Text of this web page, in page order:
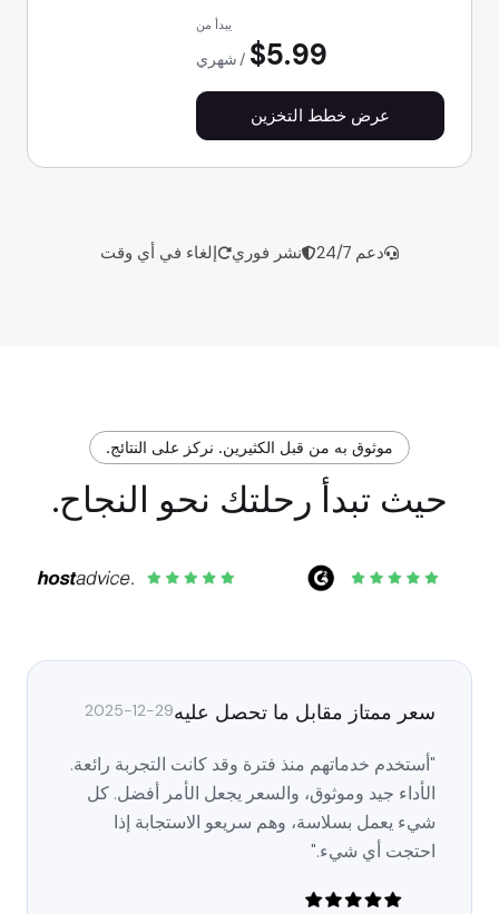
يبدأ من
$5.99 شهري
عرض خطط التخزين
دعم 24/7 نشر فوري إلغاء في أي وقت
موثوق به من قبل الكثيرين. نركز على النتائج.
حيث تبدأ رحلتك نحو النجاح.
سعر ممتاز مقابل ما تحصل عليه2025-12-29
"أستخدم خدماتهم منذ فترة وقد كانت التجربة رائعة.
الأداء جيد وموثوق، والسعر يجعل الأمر أفضل. كل
شيء يعمل بسلاسة، وهم سريعو الاستجابة إذا
احتجت أي شيء."